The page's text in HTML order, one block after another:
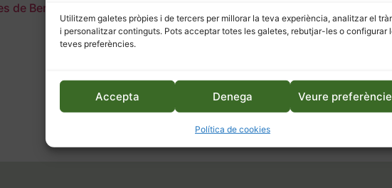
Utilitzem galetes pròpies i de tercers per millorar la teva experiència, analitzar el
i personalitzar continguts. Pots acceptar totes les galetes, rebutjar-les o configurar
teves preferències.
Accepta Denega Veure
Política de cookies
de Berga